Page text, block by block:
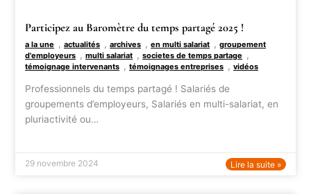
Participez au Baromètre du temps partagé 2025 !
a la une ,actualités ,archives ,en multi salariat ,groupement
d'employeurs ,multi salariat ,societes de temps partage ,
témoignage intervenants ,témoignages entreprises ,vidéos
Professionnels du temps partagé ! Salariés de
groupements d’employeurs, Salariés en multi-salariat, en
pluriactivité ou…
29 novembre 2024 Lire la suite »